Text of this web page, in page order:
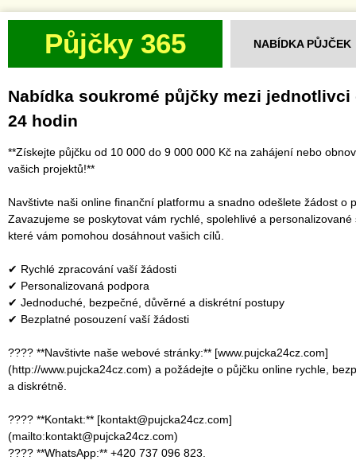
Půjčky 365 NABÍDKA PŮJČEK
Nabídka soukromé půjčky mezi jednotlivci
24 hodin
**Získejte půjčku od 10 000 do 9 000 000 Kč na zahájení nebo
vašich projektů!**
Navštivte naši online finanční platformu a snadno odešlete žádost o
Zavazujeme se poskytovat vám rychlé, spolehlivé a personalizované
které vám pomohou dosáhnout vašich cílů.
✔ Rychlé zpracování vaší žádosti
✔ Personalizovaná podpora
✔ Jednoduché, bezpečné, důvěrné a diskrétní postupy
✔ Bezplatné posouzení vaší žádosti
???? **Navštivte naše webové stránky:** [www.pujcka24cz.com]
(http://www.pujcka24cz.com) a požádejte o půjčku online rychle,
a diskrétně.
???? **Kontakt:** [kontakt@pujcka24cz.com]
(mailto:kontakt@pujcka24cz.com)
???? **WhatsApp:** +420 737 096 823.